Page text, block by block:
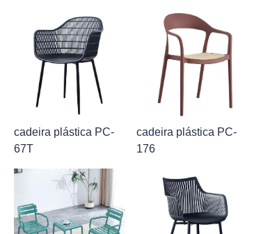
cadeira plástica PC-
67T
cadeira plástica PC-
176